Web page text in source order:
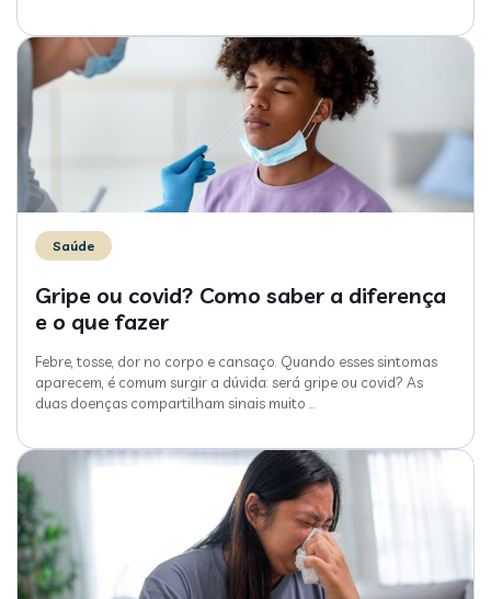
Saúde
Gripe ou covid? Como saber a diferença
e o que fazer
Febre, tosse, dor no corpo e cansaço. Quando esses sintomas
aparecem, é comum surgir a dúvida: será gripe ou covid? As
duas doenças compartilham sinais muito